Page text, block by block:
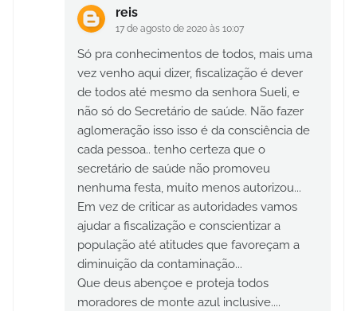
reis
17 de agosto de 2020 às 10:07
Só pra conhecimentos de todos, mais uma
vez venho aqui dizer, fiscalização é dever
de todos até mesmo da senhora Sueli, e
não só do Secretário de saúde. Não fazer
aglomeração isso isso é da consciência de
cada pessoa.. tenho certeza que o
secretário de saúde não promoveu
nenhuma festa, muito menos autorizou...
Em vez de criticar as autoridades vamos
ajudar a fiscalização e conscientizar a
população até atitudes que favoreçam a
diminuição da contaminação...
Que deus abençoe e proteja todos
moradores de monte azul inclusive....